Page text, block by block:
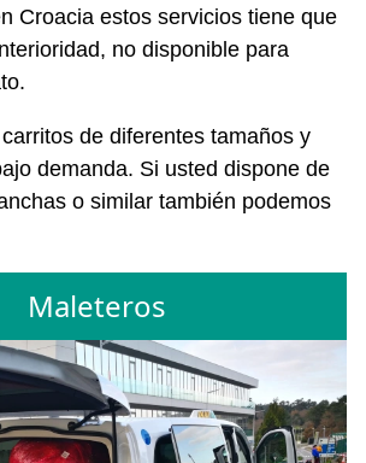
Croacia estos servicios tiene que
no disponible para
de diferentes tamaños y
demanda. Si usted dispone de
o similar también podemos
Maleteros